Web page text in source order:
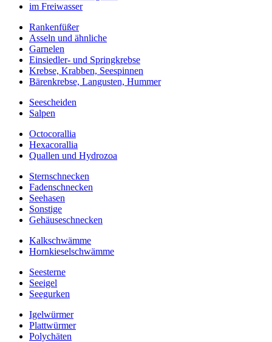
im Freiwasser
Rankenfüßer
Asseln und ähnliche
Garnelen
Einsiedler- und Springkrebse
Krebse, Krabben, Seespinnen
Bärenkrebse, Langusten, Hummer
Seescheiden
Salpen
Octocorallia
Hexacorallia
Quallen und Hydrozoa
Sternschnecken
Fadenschnecken
Seehasen
Sonstige
Gehäuseschnecken
Kalkschwämme
Hornkieselschwämme
Seesterne
Seeigel
Seegurken
Igelwürmer
Plattwürmer
Polychäten